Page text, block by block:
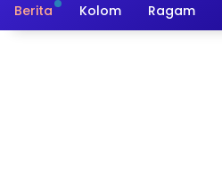
Berita Kolom Ragam